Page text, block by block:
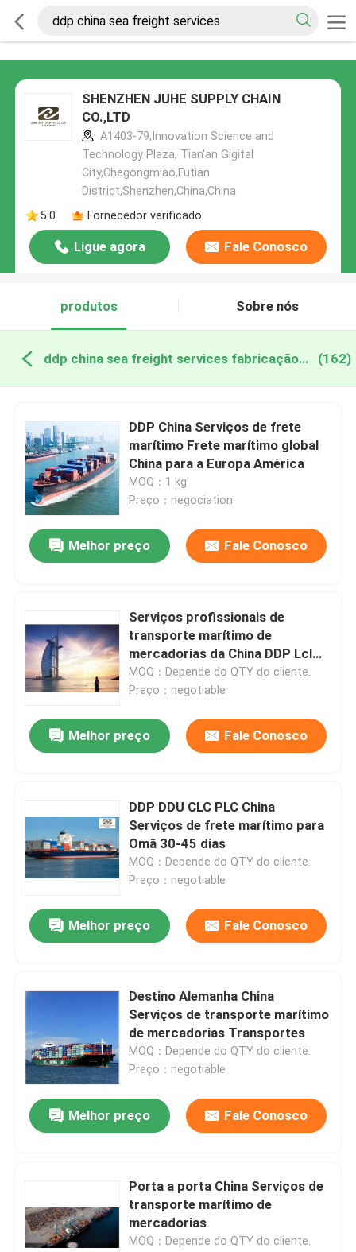
SHENZHEN JUHE SUPPLY CHAIN
CO.,LTD
A1403-79,Innovation Science and
Technology Plaza, Tian'an Gigital
City,Chegongmiao,Futian
District,Shenzhen,China,China
5.0
Fornecedor verificado
Ligue agora Fale Conosco
produtos Sobre nós
ddp china sea freight services fabricação online (162)
DDP China Serviços de frete
marítimo Frete marítimo global
China para a Europa América
MOQ：1 kg
Preço：negociation
Melhor preço Fale Conosco
Serviços profissionais de
transporte marítimo de
mercadorias da China DDP Lcl
Transporte marítimo de
mercadorias da China para Dubai
MOQ：Depende do QTY do cliente.
Preço：negotiable
Melhor preço Fale Conosco
DDP DDU CLC PLC China
Serviços de frete marítimo para
Omã 30-45 dias
MOQ：Depende do QTY do cliente.
Preço：negotiable
Melhor preço Fale Conosco
Destino Alemanha China
Serviços de transporte marítimo
de mercadorias Transportes
MOQ：Depende do QTY do cliente.
Preço：negotiable
Melhor preço Fale Conosco
Porta a porta China Serviços de
transporte marítimo de
mercadorias
MOQ：Depende do QTY do cliente.